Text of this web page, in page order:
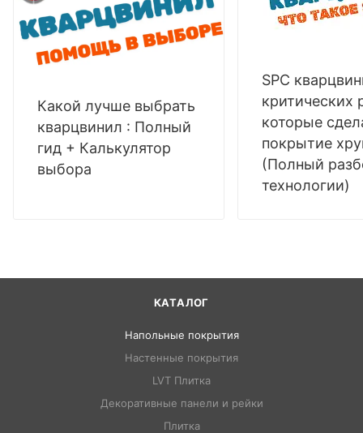
Какой лучше выбрать
кварцвинил : Полный
гид + Калькулятор
выбора
SPC
критических
которые
покрытие
(Полный
технологии)
КАТАЛОГ
Напольные покрытия
Настенные покрытия
LVT Плитка
Декоративные панели и рейки
Плитка